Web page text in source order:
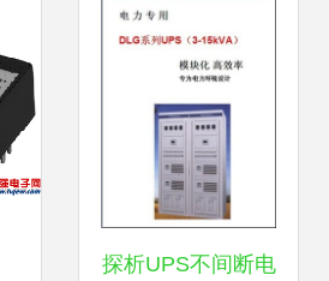
探析UPS不间断电